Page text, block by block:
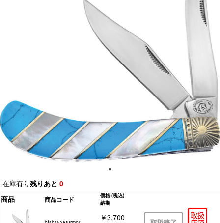
在庫有り残りあと 0
商品
商品コード 価格 (税込)
納期
￥3,700